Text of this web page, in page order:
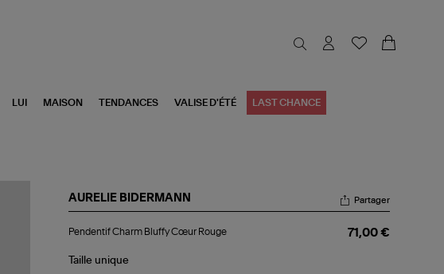
LUI MAISON TENDANCES VALISE D'ÉTÉ LAST CHANCE
AURELIE BIDERMANN
Charm
Cœur
Partager
Pendentif Charm Bluffy Cœur Rouge 71,00 €
Taille unique